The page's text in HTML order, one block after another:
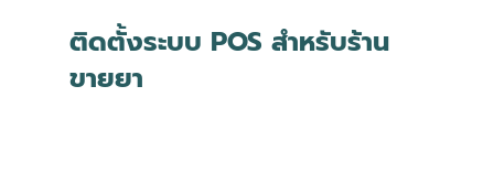
ติดตั้งระบบ POS สำหรับร้าน
ขายยา